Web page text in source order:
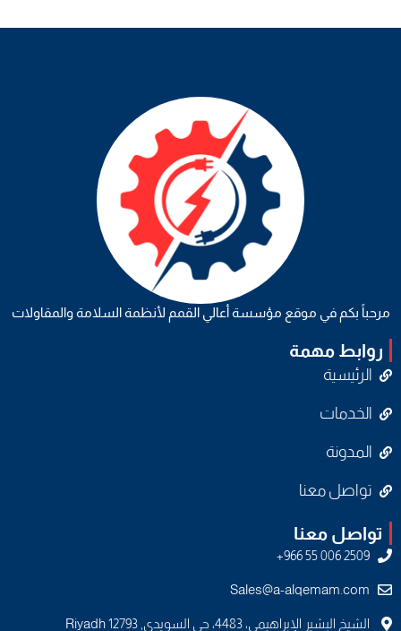
مرحباً بكم في موقع مؤسسة أعالي القمم لأنظمة السلامة والمقاولات
روابط مهمة
الرئيسية
الخدمات
المدونة
تواصل معنا
تواصل معنا
Sales@a-alqemam.com
الشيخ البشير الإبراهيمي، 4483، حي السويدي, Riyadh 12793